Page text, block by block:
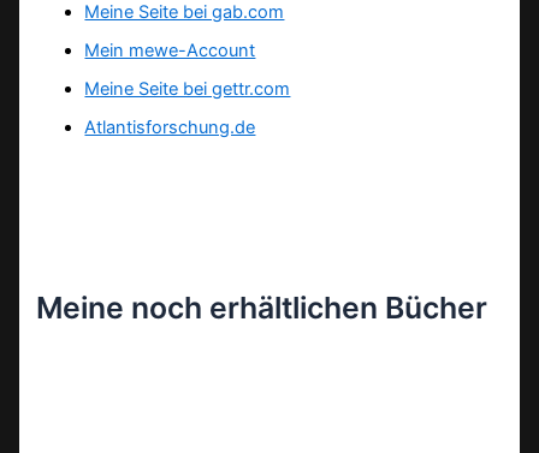
Meine Seite bei gab.com
Mein mewe-Account
Meine Seite bei gettr.com
Atlantisforschung.de
Meine noch erhältlichen Bücher